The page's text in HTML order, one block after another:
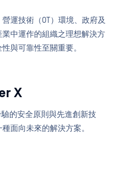
運技術（OT）環境、政府及
中運作的組織之理想解決方
與可靠性至關重要。
X
驗的安全原則與先進創新技
面向未來的解決方案。